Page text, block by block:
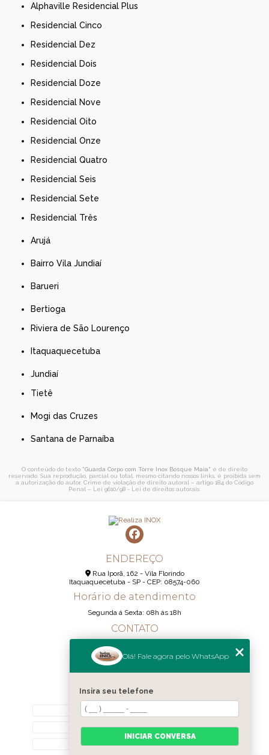
Alphaville Residencial Plus
Residencial Cinco
Residencial Dez
Residencial Dois
Residencial Doze
Residencial Nove
Residencial Oito
Residencial Onze
Residencial Quatro
Residencial Seis
Residencial Sete
Residencial Três
Arujá
Bairro Vila Jundiaí
Barueri
Bertioga
Riviera de São Lourenço
Itaquaquecetuba
Jundiaí
Tietê
Mogi das Cruzes
Santana de Parnaíba
O conteúdo do texto "Guarda Corpo com Torre Inox Bosque Maia" é de direito
reservado. Sua reprodução, parcial ou total, mesmo citando nossos links, é proibida sem
a autorização do autor. Crime de violação de direito autoral – artigo 184 do Código
Penal – Lei 9610/98 - Lei de direitos autorais
ENDEREÇO
Rua Iporã, 162 - Vila Florindo
Itaquaquecetuba - SP - CEP: 08574-060
Horário de atendimento
Segunda á Sexta: 08h ás 18h
CONTATO
(11) 98189-1344
MENU
HOME
QUEM SOMOS
CONTATO
Olá! Fale agora pelo WhatsApp
Insira seu telefone
INICIAR CONVERSA